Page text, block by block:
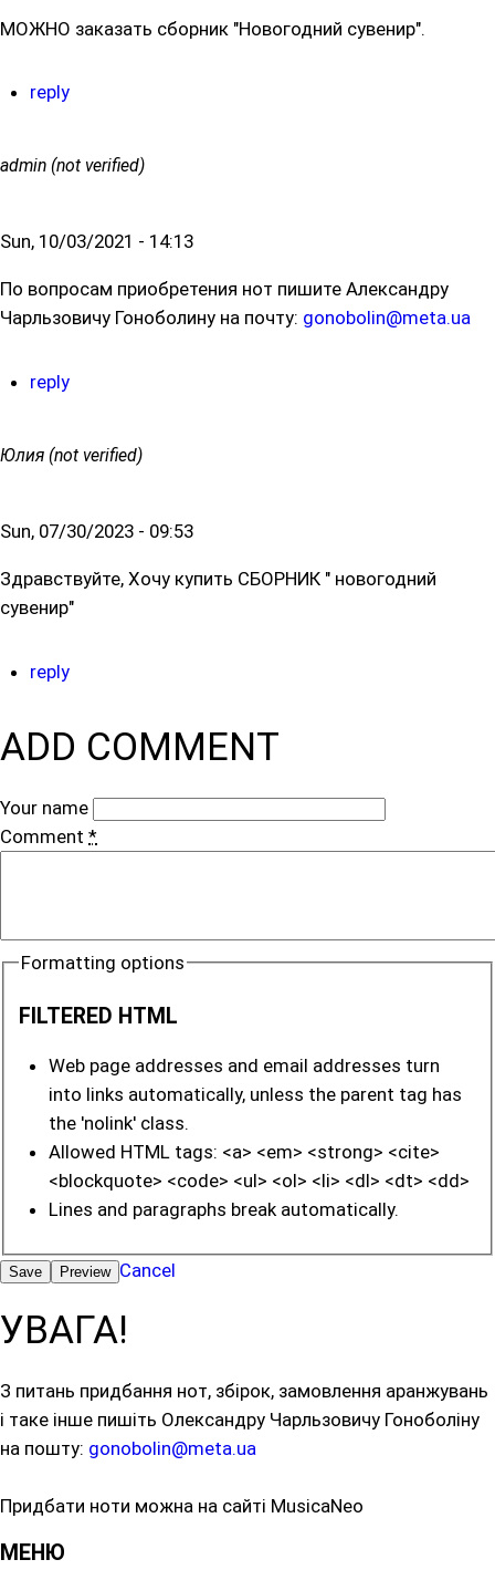
МОЖНО заказать сборник "Новогодний сувенир".
reply
admin (not verified)
Sun, 10/03/2021 - 14:13
По вопросам приобретения нот пишите Александру
Чарльзовичу Гоноболину на почту: gonobolin@meta.ua
reply
Юлия (not verified)
Sun, 07/30/2023 - 09:53
Здравствуйте, Хочу купить СБОРНИК " новогодний
сувенир"
reply
ADD COMMENT
Your name
Comment *
Formatting options
FILTERED HTML
Web page addresses and email addresses turn
into links automatically, unless the parent tag has
the 'nolink' class.
Allowed HTML tags: <a> <em> <strong> <cite>
<blockquote> <code> <ul> <ol> <li> <dl> <dt> <dd>
Lines and paragraphs break automatically.
Cancel
УВАГА!
З питань придбання нот, збірок, замовлення аранжувань
і таке інше пишіть Олександру Чарльзовичу Гоноболіну
на пошту: gonobolin@meta.ua
Придбати ноти можна на сайті MusicaNeo
МЕНЮ